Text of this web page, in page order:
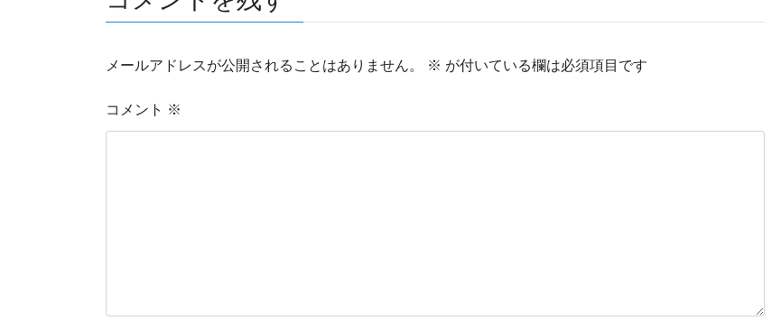
メールアドレスが公開されることはありません。 ※ が付いている欄は必須項目です
コメント ※